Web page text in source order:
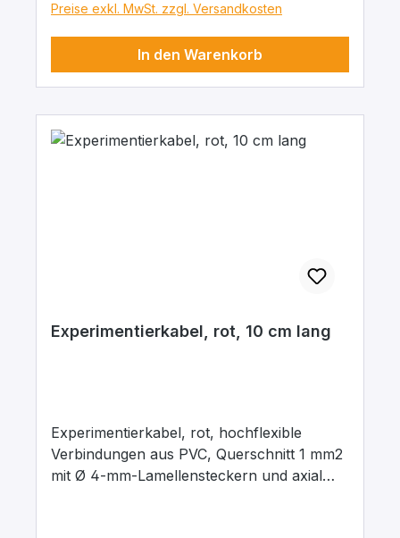
Preise exkl. MwSt. zzgl. Versandkosten
In den Warenkorb
Experimentierkabel, rot, 10 cm lang
Experimentierkabel, rot, hochflexible
Verbindungen aus PVC, Querschnitt 1 mm2
mit Ø 4-mm-Lamellensteckern und axial